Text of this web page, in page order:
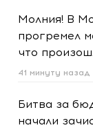
Молния! В
прогремел
что
41 минуту назад
Битва за
начали